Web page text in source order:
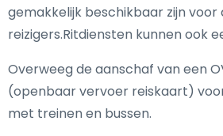
gemakkelijk beschikbaar zijn voor
reizigers.Ritdiensten kunnen ook
Overweeg de aanschaf van een
(openbaar vervoer reiskaart)
met treinen en bussen.